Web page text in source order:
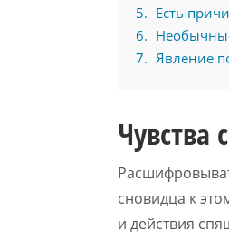
5
Есть
6
7
Явление
Чувства
сновидца к
и действия